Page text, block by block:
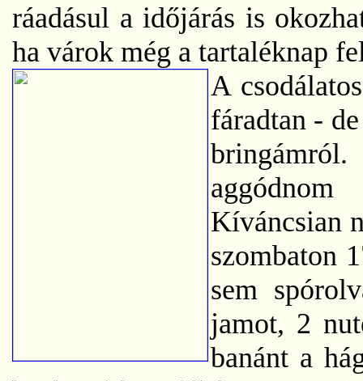
ráadásul a időjárás is
ha várok még a tartaléknap
A
fáradtan -
bringámról.
Kíváncsian
szombaton
sem
jamot, 2
banánt a